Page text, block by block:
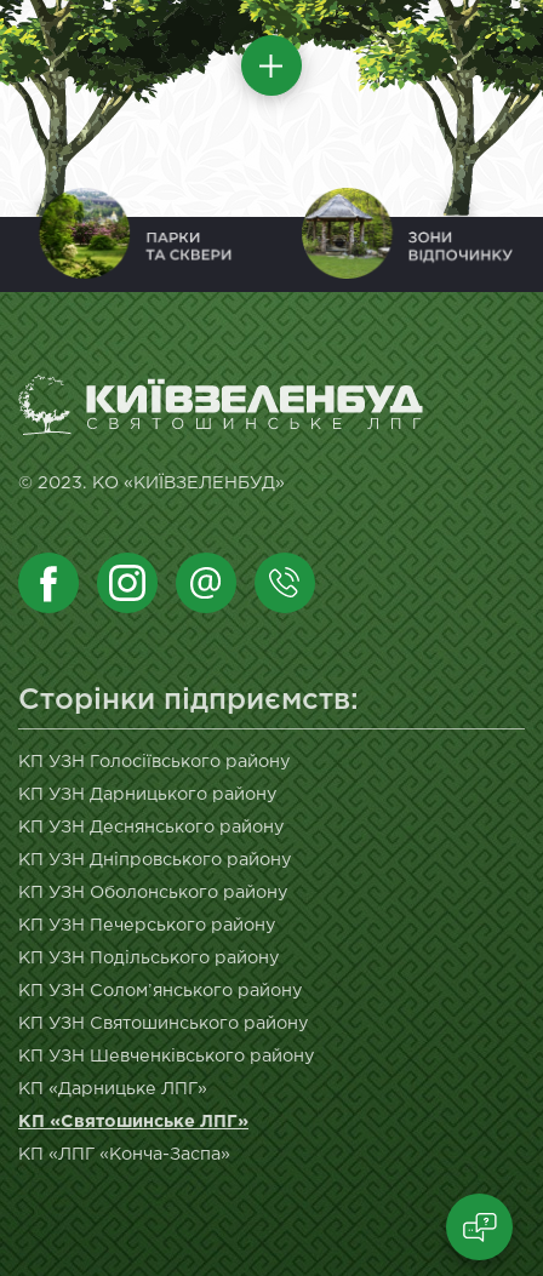
© 2023. КО «КИЇВЗЕЛЕНБУД»
Сторінки підприємств:
КП УЗН Голосіївського району
КП УЗН Дарницького району
КП УЗН Деснянського району
КП УЗН Дніпровського району
КП УЗН Оболонського району
КП УЗН Печерського району
КП УЗН Подільського району
КП УЗН Солом’янського району
КП УЗН Святошинського району
КП УЗН Шевченківського району
КП «Дарницьке ЛПГ»
КП «Святошинське ЛПГ»
КП «ЛПГ «Конча-Заспа»